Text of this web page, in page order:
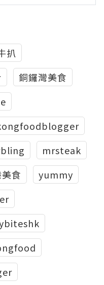
扒
銅鑼灣美食
mrsteak
食
yummy